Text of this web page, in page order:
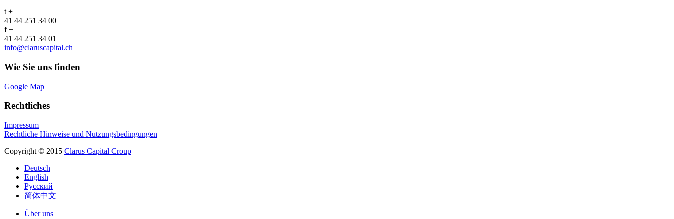
t +
41 44 251 34 00
f +
41 44 251 34 01
info@claruscapital.ch
Wie Sie uns finden
Google Map
Rechtliches
Impressum
Rechtliche Hinweise und Nutzungsbedingungen
Copyright © 2015 Clarus Capital Croup
Deutsch
English
Русский
简体中文
Über uns